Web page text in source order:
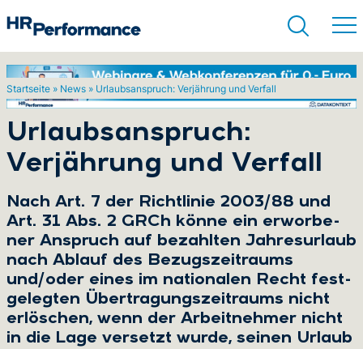
Startseite » News » Urlaubsanspruch: Verjährung und Verfall
Urlaubsanspruch:
Verjährung und Verfall
Nach Art. 7 der Richt­li­nie 2003/88 und
Art. 31 Abs. 2 GRCh könne ein er­wor­be­
ner An­spruch auf be­zahl­ten Jah­res­ur­laub
nach Ab­lauf des Be­zugs­zeit­raums
und/oder eines im na­tio­na­len Recht fest­
ge­leg­ten Über­tra­gungs­zeit­raums nicht
er­lö­schen, wenn der Ar­beit­neh­mer nicht
in die Lage ver­setzt wurde, sei­nen Ur­laub